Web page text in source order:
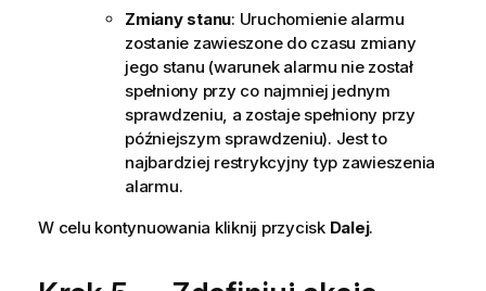
Zmiany stanu: Uruchomienie alarmu
zostanie zawieszone do czasu zmiany
jego stanu (warunek alarmu nie został
spełniony przy co najmniej jednym
sprawdzeniu, a zostaje spełniony przy
późniejszym sprawdzeniu). Jest to
najbardziej restrykcyjny typ zawieszenia
alarmu.
W celu kontynuowania kliknij przycisk Dalej.